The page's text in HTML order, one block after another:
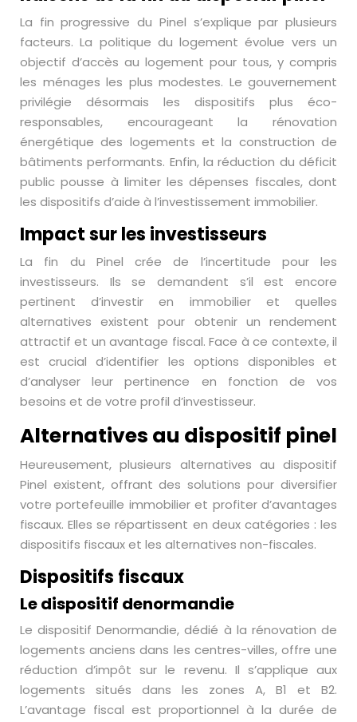
La fin progressive du Pinel s’explique par plusieurs
facteurs. La politique du logement évolue vers un
objectif d’accès au logement pour tous, y compris
les ménages les plus modestes. Le gouvernement
privilégie désormais les dispositifs plus éco-
responsables, encourageant la rénovation
énergétique des logements et la construction de
bâtiments performants. Enfin, la réduction du déficit
public pousse à limiter les dépenses fiscales, dont
les dispositifs d’aide à l’investissement immobilier.
Impact sur les investisseurs
La fin du Pinel crée de l’incertitude pour les
investisseurs. Ils se demandent s’il est encore
pertinent d’investir en immobilier et quelles
alternatives existent pour obtenir un rendement
attractif et un avantage fiscal. Face à ce contexte, il
est crucial d’identifier les options disponibles et
d’analyser leur pertinence en fonction de vos
besoins et de votre profil d’investisseur.
Alternatives au dispositif pinel
Heureusement, plusieurs alternatives au dispositif
Pinel existent, offrant des solutions pour diversifier
votre portefeuille immobilier et profiter d’avantages
fiscaux. Elles se répartissent en deux catégories : les
dispositifs fiscaux et les alternatives non-fiscales.
Dispositifs fiscaux
Le dispositif denormandie
Le dispositif Denormandie, dédié à la rénovation de
logements anciens dans les centres-villes, offre une
réduction d’impôt sur le revenu. Il s’applique aux
logements situés dans les zones A, B1 et B2.
L’avantage fiscal est proportionnel à la durée de